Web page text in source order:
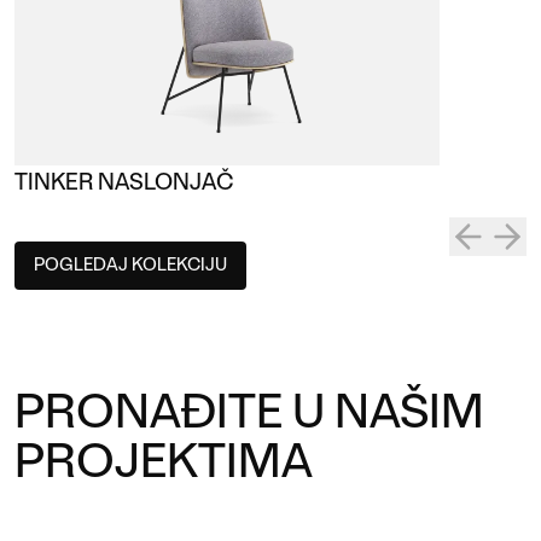
TINKER NASLONJAČ
POGLEDAJ KOLEKCIJU
PRONAĐITE U NAŠIM
PROJEKTIMA